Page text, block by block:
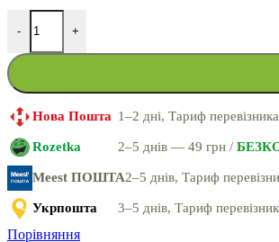
- +
Нова Пошта 1–2 дні, Тариф перевізника
Rozetka 2–5 днів — 49 грн /
Meest ПОШТА2–5 днів, Тариф
Укрпошта 3–5 днів, Тариф
Порівняння